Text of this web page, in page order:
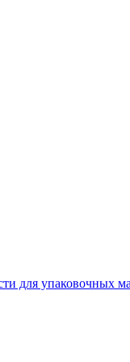
для упаковочных